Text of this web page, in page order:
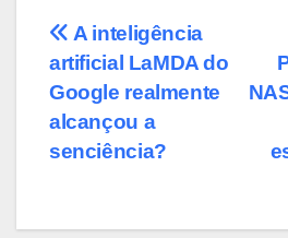
Post
navigation
A inteligência
artificial LaMDA do
Google realmente
alcançou a
senciência?